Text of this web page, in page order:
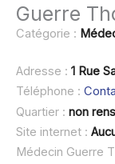
Guerre
Catégorie :
Adresse : 1 Rue
Téléphone :
Quartier : non
Site internet :
Médecin Guerre